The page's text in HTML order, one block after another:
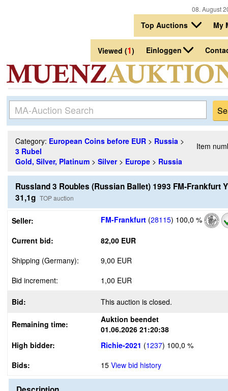
08. August
Top Auctions My
Viewed (1) Einloggen
Category: European Coins before EUR > Russia >
3 Rubel
Gold, Silver, Platinum > Silver> Europe > Russia
Item
Russland 3 Roubles (Russian Ballet) 1993 FM-Frankfurt
31,1g TOP auction
Seller: FM-Frankfurt (28115) 100,0 %
Current bid:
82,00 EUR
Shipping (Germany):
9,00 EUR
Bid increment:
1,00 EUR
Bid: This auction is closed.
Remaining time:
Auktion beendet
01.06.2026 21:20:38
High bidder:
Richie-2021 (1237) 100,0 %
Bids:
15 View bid history